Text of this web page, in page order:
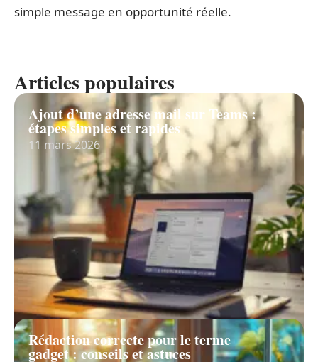
simple message en opportunité réelle.
Articles populaires
Ajout d’une adresse mail sur Teams :
étapes simples et rapides
11 mars 2026
Rédaction correcte pour le terme
gadget : conseils et astuces